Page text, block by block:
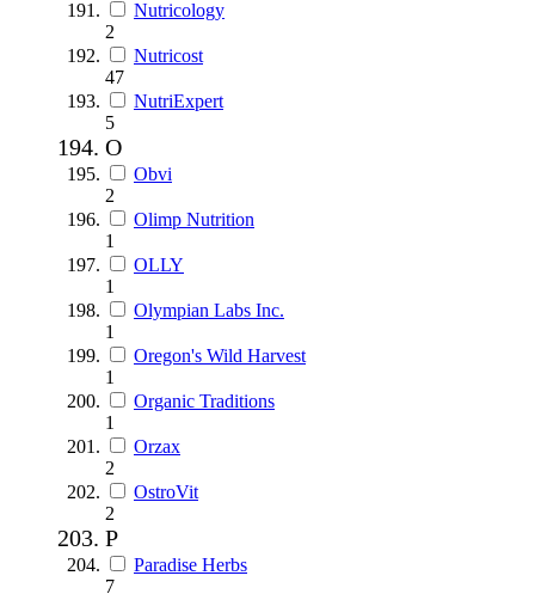
Nutricology
2
Nutricost
47
NutriExpert
5
O
Obvi
2
Olimp Nutrition
1
OLLY
1
Olympian Labs Inc.
1
Oregon's Wild Harvest
1
Organic Traditions
1
Orzax
2
OstroVit
2
P
Paradise Herbs
7